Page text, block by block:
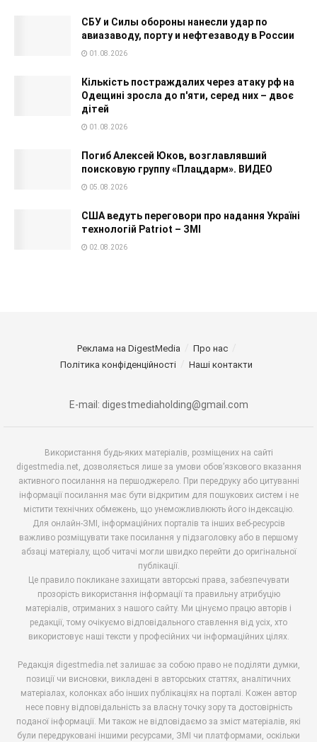
СБУ и Силы обороны нанесли удар по
авиазаводу, порту и нефтезаводу в России
01.08.2026
Кількість постраждалих через атаку рф на
Одещині зросла до п'яти, серед них – двоє
дітей
01.08.2026
Погиб Алексей Юков, возглавлявший
поисковую группу «Плацдарм». ВИДЕО
05.08.2026
США ведуть переговори про надання Україні
технологій Patriot – ЗМІ
02.08.2026
Реклама на DigestMedia
Про нас
Політика конфіденційності
Наші контакти
E-mail: digestmediaholding@gmail.com
Використання будь-яких матеріалів, розміщених на сайті
digestmedia.net, дозволяється лише за умови обов’язкового вказання
активного посилання на першоджерело. При передруку або цитуванні
інформації посилання має бути відкритим для пошукових систем і не
містити технічних обмежень, що унеможливлюють його індексацію.
Для онлайн-ЗМІ, інформаційних порталів та інших веб-ресурсів
важливо розміщувати таке посилання у підзаголовку або в першому
абзаці матеріалу, щоб читачі могли швидко перейти до оригінальної
публікації.
Це правило покликане захищати авторські права, забезпечувати
прозорість використання інформації та правильну атрибуцію
матеріалів, отриманих з нашого сайту. Ми цінуємо працю авторів і
редакції, тому очікуємо відповідального ставлення від усіх, хто
використовує наші тексти у професійних чи інформаційних цілях.
Редакція digestmedia.net залишає за собою право не поділяти думки,
позиції чи висновки, викладені в авторських статтях, аналітичних
матеріалах, колонках або інших публікаціях на порталі. Кожен автор
несе повну відповідальність за власну точку зору та достовірність
поданої інформації. Ми також не відповідаємо за зміст матеріалів, які
були передруковані іншими ресурсами, ЗМІ чи платформами, оскільки